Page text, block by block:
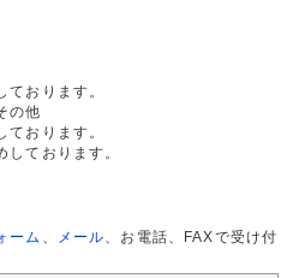
ております。
の他
ております。
ております。
ーム メール 、お電話、FAXで受け付